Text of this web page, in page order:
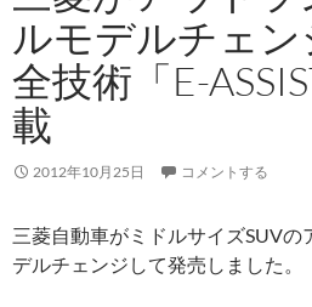
ルモデルチェ
全技術「E-
載
2012年10月25日 コメントする
三菱自動車がミドルサイズSUVの
デルチェンジして発売しました。